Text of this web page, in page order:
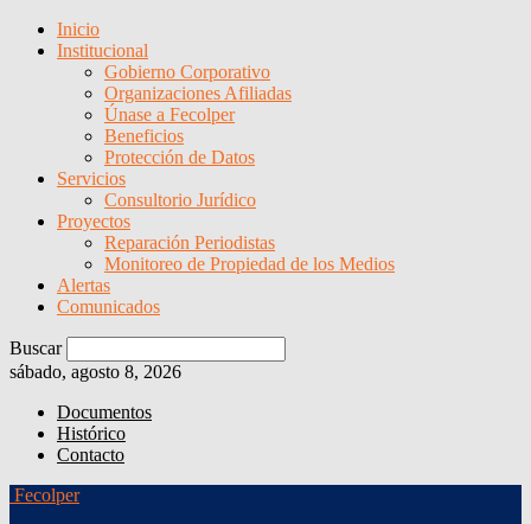
Inicio
Institucional
Gobierno Corporativo
Organizaciones Afiliadas
Únase a Fecolper
Beneficios
Protección de Datos
Servicios
Consultorio Jurídico
Proyectos
Reparación Periodistas
Monitoreo de Propiedad de los Medios
Alertas
Comunicados
Buscar
sábado, agosto 8, 2026
Documentos
Histórico
Contacto
Fecolper